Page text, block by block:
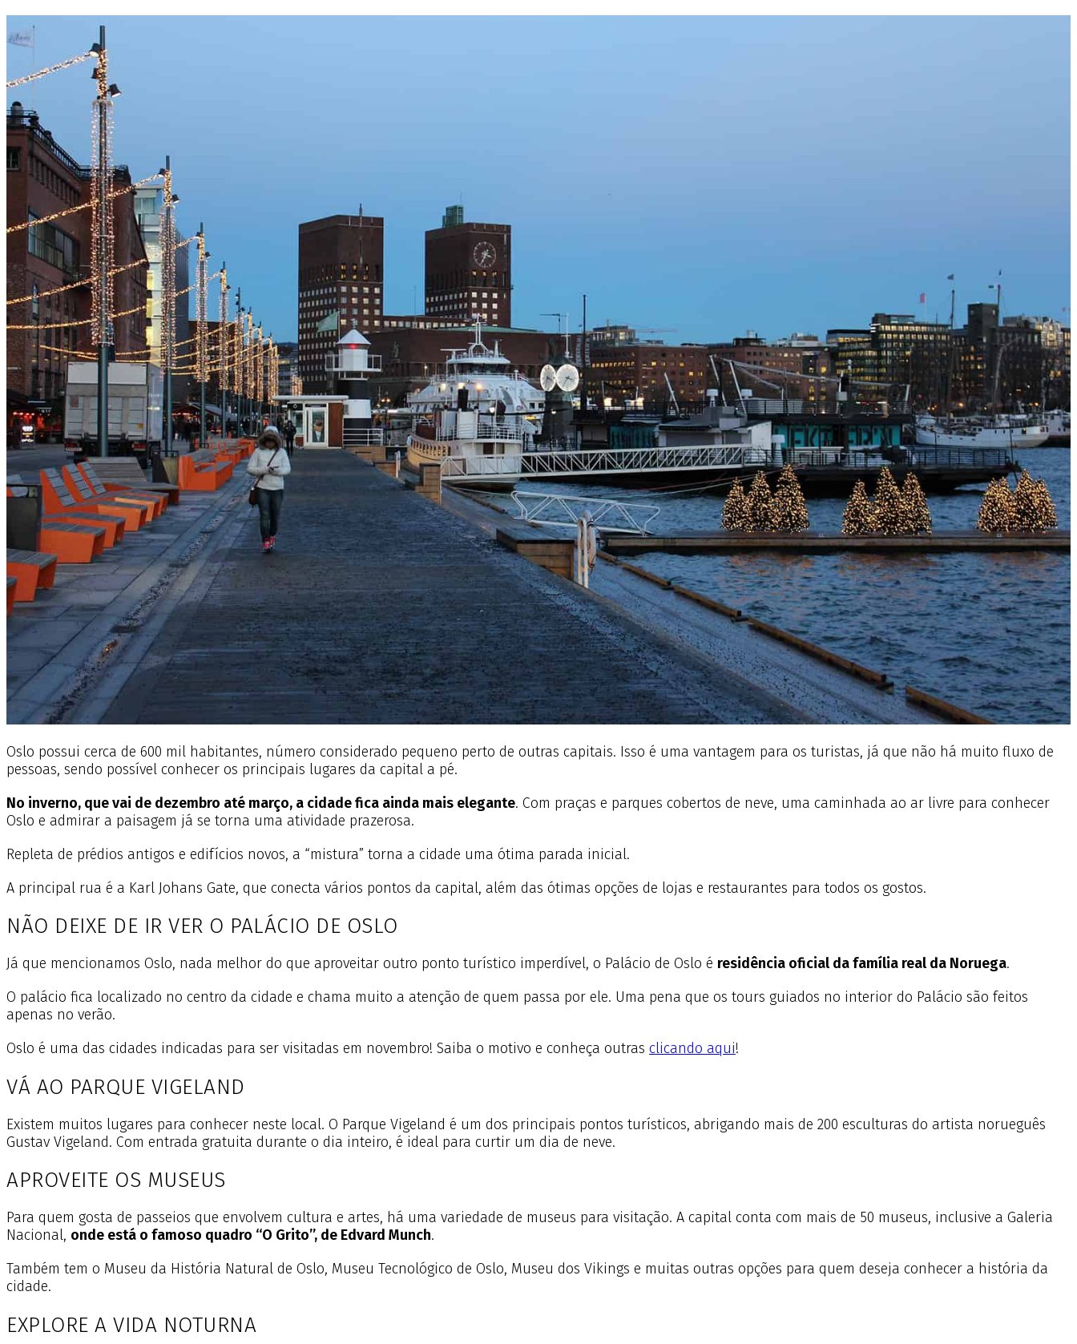
Oslo possui cerca de 600 mil habitantes, número considerado pequeno perto de outras capitais. Isso é uma vantagem para os turistas, já que não há muito fluxo de
pessoas, sendo possível conhecer os principais lugares da capital a pé.
No inverno, que vai de dezembro até março, a cidade fica ainda mais elegante. Com praças e parques cobertos de neve, uma caminhada ao ar livre para conhecer
Oslo e admirar a paisagem já se torna uma atividade prazerosa.
Repleta de prédios antigos e edifícios novos, a “mistura” torna a cidade uma ótima parada inicial.
A principal rua é a Karl Johans Gate, que conecta vários pontos da capital, além das ótimas opções de lojas e restaurantes para todos os gostos.
NÃO DEIXE DE IR VER O PALÁCIO DE OSLO
Já que mencionamos Oslo, nada melhor do que aproveitar outro ponto turístico imperdível, o Palácio de Oslo é residência oficial da família real da Noruega.
O palácio fica localizado no centro da cidade e chama muito a atenção de quem passa por ele. Uma pena que os tours guiados no interior do Palácio são feitos
apenas no verão.
Oslo é uma das cidades indicadas para ser visitadas em novembro! Saiba o motivo e conheça outras clicando aqui!
VÁ AO PARQUE VIGELAND
Existem muitos lugares para conhecer neste local. O Parque Vigeland é um dos principais pontos turísticos, abrigando mais de 200 esculturas do artista norueguês
Gustav Vigeland. Com entrada gratuita durante o dia inteiro, é ideal para curtir um dia de neve.
APROVEITE OS MUSEUS
Para quem gosta de passeios que envolvem cultura e artes, há uma variedade de museus para visitação. A capital conta com mais de 50 museus, inclusive a Galeria
Nacional, onde está o famoso quadro “O Grito”, de Edvard Munch.
Também tem o Museu da História Natural de Oslo, Museu Tecnológico de Oslo, Museu dos Vikings e muitas outras opções para quem deseja conhecer a história da
cidade.
EXPLORE A VIDA NOTURNA